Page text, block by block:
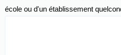
école ou d'un établissement